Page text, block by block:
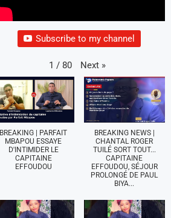
Subscribe to my channel
1 / 80 Next »
BREAKING | PARFAIT
MBAPOU ESSAYE
D'INTIMIDER LE
CAPITAINE
EFFOUDOU
BREAKING NEWS |
CHANTAL ROGER
TUILÉ SORT TOUT...
CAPITAINE
EFFOUDOU, SÉJOUR
PROLONGÉ DE PAUL
BIYA...